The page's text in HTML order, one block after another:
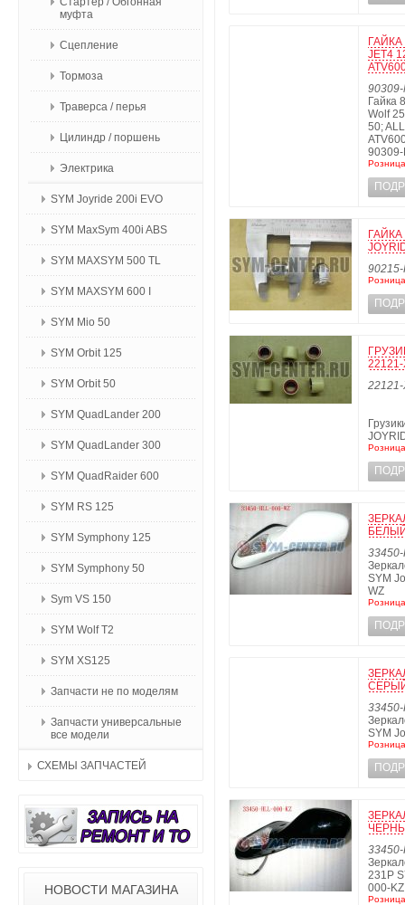
муфта
Сцепление
Тормоза
Траверса / перья
Цилиндр / поршень
Электрика
SYM Joyride 200i EVO
SYM MaxSym 400i ABS
SYM MAXSYM 500 TL
SYM MAXSYM 600 I
SYM Mio 50
SYM Orbit 125
SYM Orbit 50
SYM QuadLander 200
SYM QuadLander 300
SYM QuadRaider 600
SYM RS 125
SYM Symphony 125
SYM Symphony 50
Sym VS 150
SYM Wolf T2
SYM XS125
Запчасти не по моделям
Запчасти универсальные
все модели
СХЕМЫ ЗАПЧАСТЕЙ
НОВОСТИ МАГАЗИНА
ГАЙКА
JET4
Гайка
Wolf
50;
SYM
WZ
SYM
231P
000-KZ